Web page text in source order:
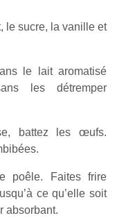
le sucre, la vanille et
le lait aromatisé
les détremper
battez les œufs.
poêle. Faites frire
ce qu’elle soit
absorbant.